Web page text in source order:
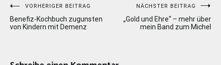
Beitragsnavigation
VORHERIGER BEITRAG
Benefiz-Kochbuch zugunsten
von Kindern mit Demenz
NÄCHSTER BEITRAG
„Gold und Ehre“ – mehr über
mein Band zum Michel